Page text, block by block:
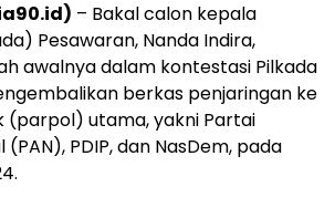
– Bakal calon kepala
Pesawaran, Nanda Indira,
awalnya dalam kontestasi Pilkada
berkas penjaringan ke
(parpol) utama, yakni Partai
PDIP, dan NasDem, pada